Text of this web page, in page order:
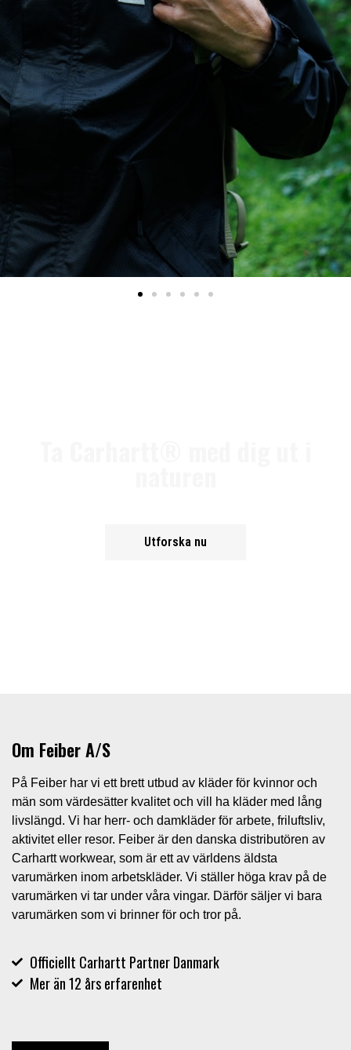
Utforska nu
Om Feiber A/S
På Feiber har vi ett brett utbud av kläder för kvinnor och
män som värdesätter kvalitet och vill ha kläder med lång
livslängd. Vi har herr- och damkläder för arbete, friluftsliv,
aktivitet eller resor. Feiber är den danska distributören av
Carhartt workwear, som är ett av världens äldsta
varumärken inom arbetskläder. Vi ställer höga krav på de
varumärken vi tar under våra vingar. Därför säljer vi bara
varumärken som vi brinner för och tror på.
Officiellt Carhartt Partner Danmark
Mer än 12 års erfarenhet